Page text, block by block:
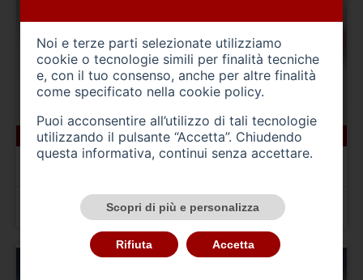
0 km ibrida 01/0001
AUDI Q5 3ª serie
Prezzo 84.300,00 €
Noi e terze parti selezionate utilizziamo
cookie o tecnologie simili per finalità tecniche
e, con il tuo consenso, anche per altre finalità
come specificato nella cookie policy.
Puoi acconsentire all’utilizzo di tali tecnologie
utilizzando il pulsante “Accetta”. Chiudendo
questa informativa, continui senza accettare.
Scopri di più e personalizza
Rifiuta Accetta